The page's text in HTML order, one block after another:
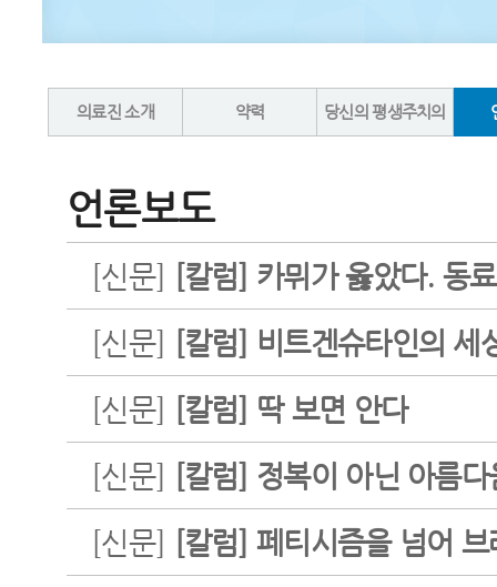
의료진 소개 약력 당신의 평생주치의
언론보도
[신문] [칼럼] 카뮈가 옳았다. 동
[신문] [칼럼] 비트겐슈타인의 세
[신문] [칼럼] 딱 보면 안다
[신문] [칼럼] 정복이 아닌 아름
[신문] [칼럼] 페티시즘을 넘어